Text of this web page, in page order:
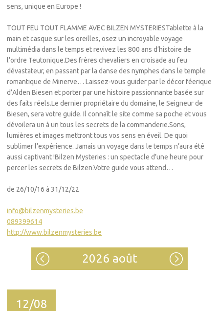
sens, unique en Europe !
TOUT FEU TOUT FLAMME AVEC BILZEN MYSTERIESTablette à la
main et casque sur les oreilles, osez un incroyable voyage
multimédia dans le temps et revivez les 800 ans d’histoire de
l’ordre Teutonique.Des frères chevaliers en croisade au feu
dévastateur, en passant par la danse des nymphes dans le temple
romantique de Minerve… Laissez-vous guider par le décor féerique
d’Alden Biesen et porter par une histoire passionnante basée sur
des faits réels.Le dernier propriétaire du domaine, le Seigneur de
Biesen, sera votre guide. Il connaît le site comme sa poche et vous
dévoilera un à un tous les secrets de la commanderie.Sons,
lumières et images mettront tous vos sens en éveil. De quoi
sublimer l’expérience. Jamais un voyage dans le temps n’aura été
aussi captivant !Bilzen Mysteries : un spectacle d’une heure pour
percer les secrets de Bilzen.Votre guide vous attend…
de 26/10/16 à 31/12/22
info@bilzenmysteries.be
089399614
http://www.bilzenmysteries.be
2026 août
12/08